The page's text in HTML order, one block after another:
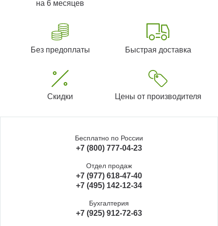
на 6 месяцев
Без предоплаты Быстрая доставка
Скидки Цены от производителя
Бесплатно по России
+7 (800) 777-04-23
Отдел продаж
+7 (977) 618-47-40
+7 (495) 142-12-34
Бухгалтерия
+7 (925) 912-72-63